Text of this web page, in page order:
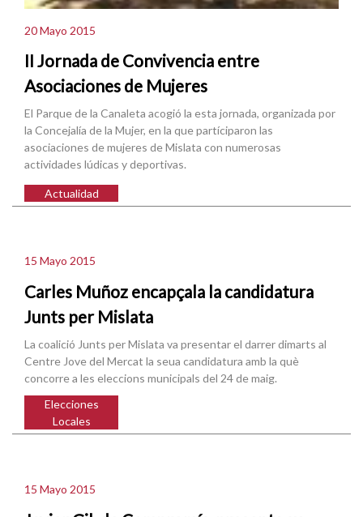
20 Mayo 2015
II Jornada de Convivencia entre
Asociaciones de Mujeres
El Parque de la Canaleta acogió la esta jornada, organizada por
la Concejalía de la Mujer, en la que partíciparon las
asociaciones de mujeres de Mislata con numerosas
actividades lúdicas y deportivas.
Actualidad
15 Mayo 2015
Carles Muñoz encapçala la candidatura
Junts per Mislata
La coalició Junts per Mislata va presentar el darrer dimarts al
Centre Jove del Mercat la seua candidatura amb la què
concorre a les eleccions municipals del 24 de maig.
Elecciones
Locales
15 Mayo 2015